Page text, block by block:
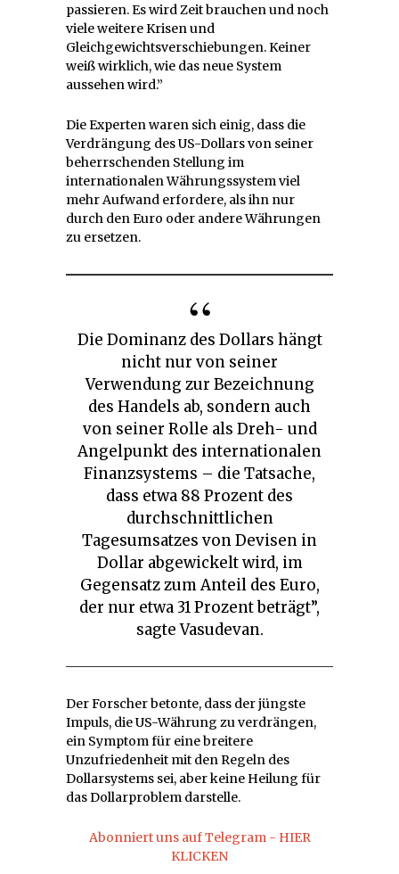
passieren. Es wird Zeit brauchen und noch
viele weitere Krisen und
Gleichgewichtsverschiebungen. Keiner
weiß wirklich, wie das neue System
aussehen wird.”
Die Experten waren sich einig, dass die
Verdrängung des US-Dollars von seiner
beherrschenden Stellung im
internationalen Währungssystem viel
mehr Aufwand erfordere, als ihn nur
durch den Euro oder andere Währungen
zu ersetzen.
Die Dominanz des Dollars hängt
nicht nur von seiner
Verwendung zur Bezeichnung
des Handels ab, sondern auch
von seiner Rolle als Dreh- und
Angelpunkt des internationalen
Finanzsystems – die Tatsache,
dass etwa 88 Prozent des
durchschnittlichen
Tagesumsatzes von Devisen in
Dollar abgewickelt wird, im
Gegensatz zum Anteil des Euro,
der nur etwa 31 Prozent beträgt”,
sagte Vasudevan.
Der Forscher betonte, dass der jüngste
Impuls, die US-Währung zu verdrängen,
ein Symptom für eine breitere
Unzufriedenheit mit den Regeln des
Dollarsystems sei, aber keine Heilung für
das Dollarproblem darstelle.
Abonniert uns auf Telegram - HIER
KLICKEN